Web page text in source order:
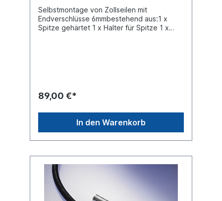
Selbstmontage von Zollseilen mit
Endverschlüsse 6mmbestehend aus:1 x
Spitze gehärtet 1 x Halter für Spitze 1 x
89,00 €*
In den Warenkorb